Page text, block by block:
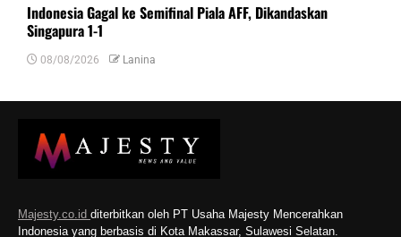
Indonesia Gagal ke Semifinal Piala AFF, Dikandaskan
Singapura 1-1
08/08/2026 Lanina
Majesty.co.id diterbitkan oleh PT Usaha Majesty Mencerahkan
Indonesia yang berbasis di Kota Makassar, Sulawesi Selatan.